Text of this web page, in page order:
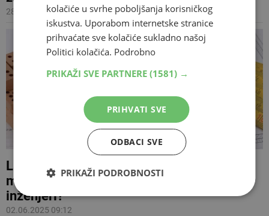
28.07.2025 09:44
Lažne diplome iz BiH: Kako su s
menadžmenta izlazili građevinski
inženjeri?
02.06.2025 09:12
kolačiće u svrhe poboljšanja korisničkog
iskustva. Uporabom internetske stranice
prihvaćate sve kolačiće sukladno našoj
Politici kolačića. Podrobno
PRIKAŽI SVE PARTNERE (1581) →
PRIHVATI SVE
ODBACI SVE
PRIKAŽI PODROBNOSTI